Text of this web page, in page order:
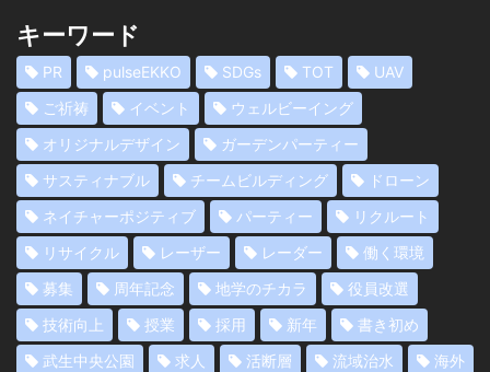
キーワード
PR pulseEKKO SDGs TOT
UAV
ご祈祷
イベント
ウェルビーイング
オリジナルデザイン
ガーデンパーティー
サスティナブル
チームビルディング
ドローン
ネイチャーポジティブ
パーティー
リクルート
リサイクル
レーザー レーダー
働く環境
募集
周年記念 地学のチカラ
役員改選
技術向上
授業 採用 新年
書き初め
武生中央公園
求人 活断層 流域治水
海外